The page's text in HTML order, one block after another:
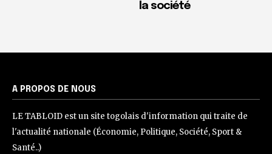
la société
A PROPOS DE NOUS
LE TABLOID est un site togolais d'information qui traite de
l'actualité nationale (Économie, Politique, Société, Sport &
Santé..)